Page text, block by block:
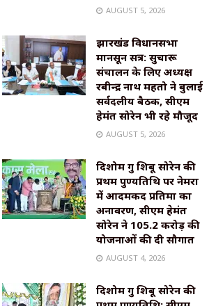
AUGUST 5, 2026
झारखंड विधानसभा
मानसून सत्र: सुचारू
संचालन के लिए अध्यक्ष
रबीन्द्र नाथ महतो ने बुलाई
सर्वदलीय बैठक, सीएम
हेमंत सोरेन भी रहे मौजूद
AUGUST 5, 2026
दिशोम गुरु शिबू सोरेन की
प्रथम पुण्यतिथि पर नेमरा
में आदमकद प्रतिमा का
अनावरण, सीएम हेमंत
सोरेन ने 105.2 करोड़ की
योजनाओं की दी सौगात
AUGUST 4, 2026
दिशोम गुरु शिबू सोरेन की